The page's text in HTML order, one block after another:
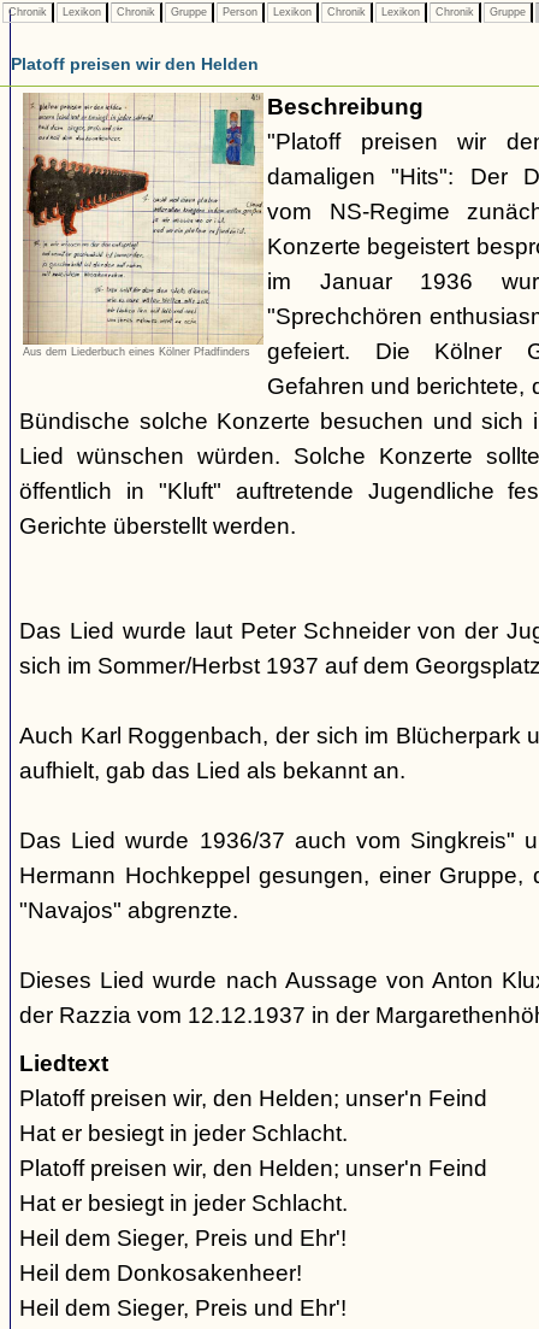
Chronik Lexikon Chronik Gruppe Person Lexikon Chronik Lexikon Chronik Gruppe
Platoff preisen wir den Helden
Aus dem Liederbuch eines Kölner Pfadfinders
Beschreibung
"Platoff preisen wir
damaligen "Hits": Der
vom NS-Regime
Konzerte begeistert
im Januar 1936
"Sprechchören
gefeiert. Die Kölner
Gefahren und berichtete,
Bündische solche Konzerte besuchen und sich
Lied wünschen würden. Solche Konzerte
öffentlich in "Kluft" auftretende Jugendliche
Gerichte überstellt werden.
Das Lied wurde laut Peter Schneider von der
sich im Sommer/Herbst 1937 auf dem
Auch Karl Roggenbach, der sich im Blücherpark
aufhielt, gab das Lied als bekannt an.
Das Lied wurde 1936/37 auch vom Singkreis"
Hermann Hochkeppel gesungen, einer
"Navajos" abgrenzte.
Dieses Lied wurde nach Aussage von Anton
der Razzia vom 12.12.1937 in der
Liedtext
Platoff preisen wir, den Helden; unser'n Feind
Hat er besiegt in jeder Schlacht.
Platoff preisen wir, den Helden; unser'n Feind
Hat er besiegt in jeder Schlacht.
Heil dem Sieger, Preis und Ehr'!
Heil dem Donkosakenheer!
Heil dem Sieger, Preis und Ehr'!